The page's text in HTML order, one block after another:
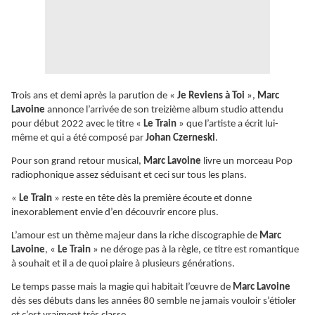
Trois ans et demi après la parution de « Je Reviens à Toi », Marc
Lavoine annonce l’arrivée de son treizième album studio attendu
pour début 2022 avec le titre « Le Train » que l’artiste a écrit lui-
même et qui a été composé par Johan Czerneski.
Pour son grand retour musical, Marc Lavoine livre un morceau Pop
radiophonique assez séduisant et ceci sur tous les plans.
« Le Train » reste en tête dès la première écoute et donne
inexorablement envie d’en découvrir encore plus.
L’amour est un thème majeur dans la riche discographie de Marc
Lavoine, « Le Train » ne déroge pas à la règle, ce titre est romantique
à souhait et il a de quoi plaire à plusieurs générations.
Le temps passe mais la magie qui habitait l’œuvre de Marc Lavoine
dès ses débuts dans les années 80 semble ne jamais vouloir s’étioler